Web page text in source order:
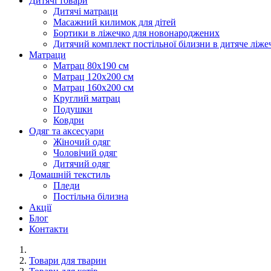
Дитячі матраци
Масажний килимок для дітей
Бортики в ліжечко для новонароджених
Дитячий комплект постільної білизни в дитяче
Матраци
Матрац 80х190 см
Матрац 120х200 см
Матрац 160х200 см
Круглий матрац
Подушки
Ковдри
Одяг та аксесуари
Жіночий одяг
Чоловічий одяг
Дитячий одяг
Домашній текстиль
Пледи
Постільна білизна
Акції
Блог
Контакти
Товари для тварин